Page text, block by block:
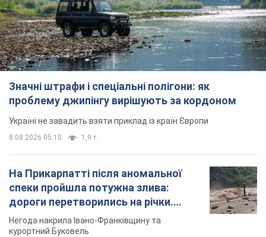
На Прикарпатті після аномальної
спеки пройшла потужна злива:
дороги перетворились на річки.
Відео
Негода накрила Івано-Франківщину та
Жінці нарахували 729 тис. грн боргу
за газ через покази зіпсованого
лічильника: суддя ухвалив
неочікуване рішення
Чи треба платити борг через донарахування
5 годин тому 30,6 т.